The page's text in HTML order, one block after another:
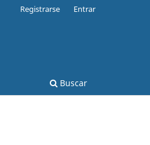
Buscar
Registrarse Entrar